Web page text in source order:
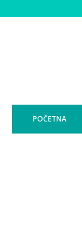
POČETNA